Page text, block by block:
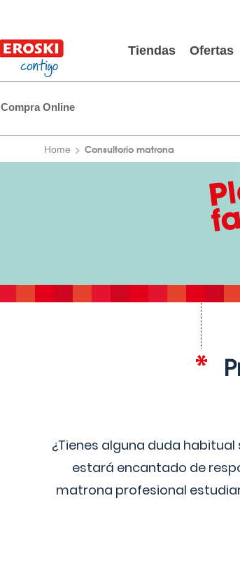
Tiendas Ofertas
Compra Online
Home Consultorio matrona
¿Tienes alguna duda
estará encantado de
matrona profesional